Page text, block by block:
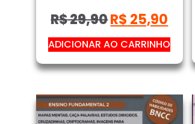
R$29,90R$ 25,90
ADICIONAR AO CARRINHO